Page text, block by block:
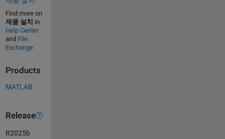
Find more on
제품 설치 in
Help Center
and File
Exchange
Products
MATLAB
Release
R2025b